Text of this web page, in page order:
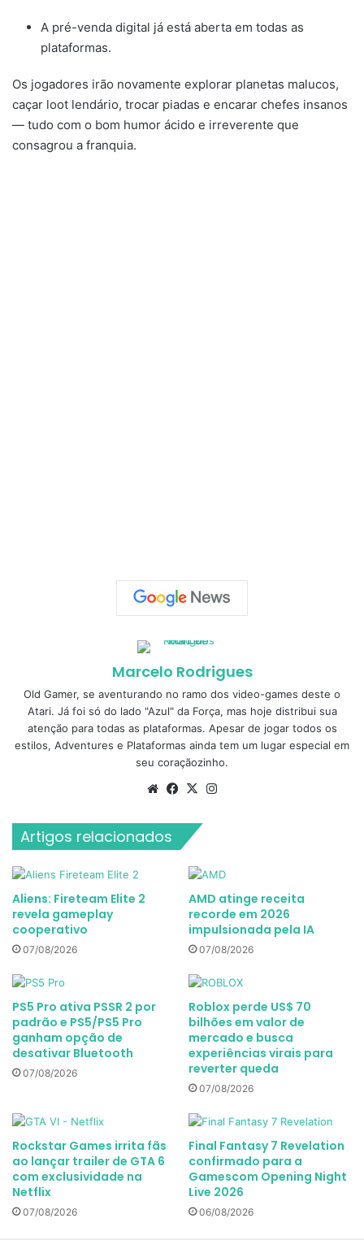
A pré-venda digital já está aberta em todas as
plataformas.
Os jogadores irão novamente explorar planetas malucos,
caçar loot lendário, trocar piadas e encarar chefes insanos
— tudo com o bom humor ácido e irreverente que
consagrou a franquia.
Marcelo Rodrigues
Old Gamer, se aventurando no ramo dos video-games deste o
Atari. Já foi só do lado "Azul" da Força, mas hoje distribui sua
atenção para todas as plataformas. Apesar de jogar todos os
estilos, Adventures e Plataformas ainda tem um lugar especial em
seu coraçãozinho.
WebsiteFacebook
X
Artigos relacionados
Aliens: Fireteam Elite 2
revela gameplay
cooperativo
07/08/2026
AMD atinge receita
recorde em 2026
impulsionada pela IA
07/08/2026
PS5 Pro ativa PSSR 2 por
padrão e PS5/PS5 Pro
ganham opção de
desativar Bluetooth
07/08/2026
Roblox perde US$ 70
bilhões em valor de
mercado e busca
experiências virais para
reverter queda
07/08/2026
Rockstar Games irrita fãs
ao lançar trailer de GTA 6
com exclusividade na
Netflix
07/08/2026
Final Fantasy 7 Revelation
confirmado para a
Gamescom Opening Night
Live 2026
06/08/2026